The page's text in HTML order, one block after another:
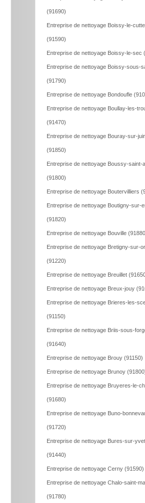
(91690)
Entreprise de nettoyage Boissy-le-cutte
(91590)
Entreprise de nettoyage Boissy-le-sec
Entreprise de nettoyage Boissy-sous-
(91790)
Entreprise de nettoyage Bondoufle
Entreprise de nettoyage Boullay-les-
(91470)
Entreprise de nettoyage Bouray-sur-
(91850)
Entreprise de nettoyage Boussy-saint-
(91800)
Entreprise de nettoyage Boutervilliers
Entreprise de nettoyage Boutigny-sur-
(91820)
Entreprise de nettoyage Bouville
Entreprise de nettoyage Bretigny-sur-
(91220)
Entreprise de nettoyage Breuillet
Entreprise de nettoyage Breux-jouy
Entreprise de nettoyage Brieres-les-
(91150)
Entreprise de nettoyage Briis-sous-
(91640)
Entreprise de nettoyage Brouy (91150)
Entreprise de nettoyage Brunoy
Entreprise de nettoyage Bruyeres-le-
(91680)
Entreprise de nettoyage Buno-
(91720)
Entreprise de nettoyage Bures-sur-
(91440)
Entreprise de nettoyage Cerny (91590)
Entreprise de nettoyage Chalo-saint-
(91780)